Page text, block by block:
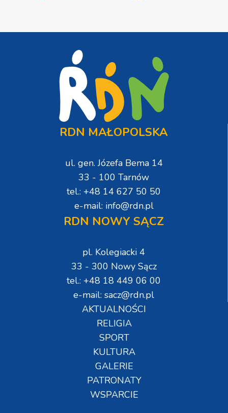
RDN MAŁOPOLSKA
ul. gen. Józefa Bema 14
33 - 100 Tarnów
tel.: +48 14 627 50 50
e-mail: info@rdn.pl
RDN NOWY SĄCZ
pl. Kolegiacki 4
33 - 300 Nowy Sącz
tel.: +48 18 449 06 00
e-mail: sacz@rdn.pl
AKTUALNOŚCI
RELIGIA
SPORT
KULTURA
GALERIE
PATRONATY
WSPARCIE